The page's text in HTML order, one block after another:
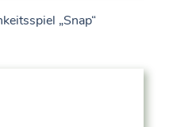
„Snap“